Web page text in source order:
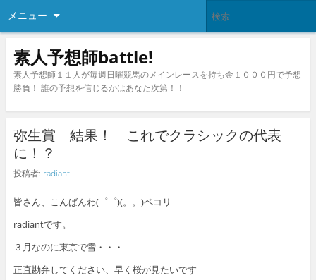
メニュー
素人予想師battle!
素人予想師１１人が毎週日曜競馬のメインレースを持ち金１０００円で予想
勝負！ 誰の予想を信じるかはあなた次第！！
弥生賞 結果！ これでクラシックの代表
に！？
投稿者: radiant
皆さん、こんばんわ(゜゜)(。。)ペコリ
radiantです。
３月なのに東京で雪・・・
正直勘弁してください、早く桜が見たいです